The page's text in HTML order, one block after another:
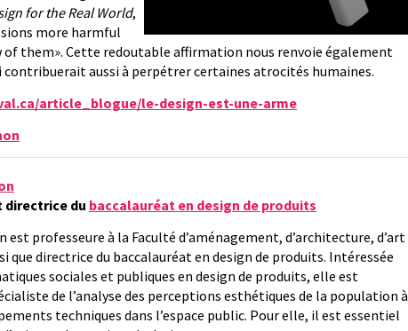
for the Real World,
more harmful
them». Cette redoutable affirmation nous renvoie également
contribuerait aussi à perpétrer certaines atrocités humaines.
article_blogue/le-design-est-une-arme
directrice du baccalauréat en design de produits
est professeure à la Faculté d’aménagement, d’architecture, d’art
que directrice du baccalauréat en design de produits. Intéressée
sociales et publiques en design de produits, elle est
de l’analyse des perceptions esthétiques de la population à
techniques dans l’espace public. Pour elle, il est essentiel